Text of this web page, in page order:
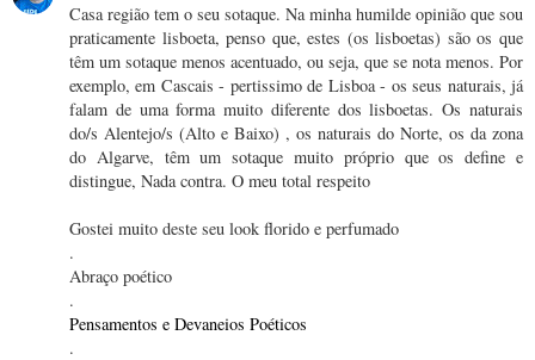
Casa região tem o seu sotaque. Na minha humilde opinião que sou
praticamente lisboeta, penso que, estes (os lisboetas) são os que
têm um sotaque menos acentuado, ou seja, que se nota menos. Por
exemplo, em Cascais - pertissimo de Lisboa - os seus naturais, já
falam de uma forma muito diferente dos lisboetas. Os naturais
do/s Alentejo/s (Alto e Baixo) , os naturais do Norte, os da zona
do Algarve, têm um sotaque muito próprio que os define e
distingue, Nada contra. O meu total respeito
Gostei muito deste seu look florido e perfumado
.
Abraço poético
.
Pensamentos e Devaneios Poéticos
.